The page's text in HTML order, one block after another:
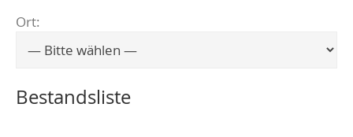
Eckernförde
Heikendorf
Kronshagen
Ort:
Wählen Sie einen Ort, um zur entsprechenden Seite
Bestandsliste